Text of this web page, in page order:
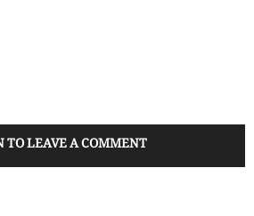
TO LEAVE A COMMENT